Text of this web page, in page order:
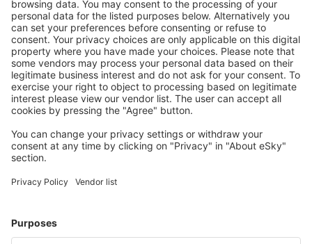
uživatele.
Ubytování dle vašeho gusta
Vyberte si z více než 1.3 milionu zařízení: hotelů,
apartmánů, chat a dalších.
Uživateli eSky nejčastěji hledané ubytování
Ubytování ve Spojených státech amerických - Oblíbená
města
Ubytování in Kissimmee Ubytování in Sevierville